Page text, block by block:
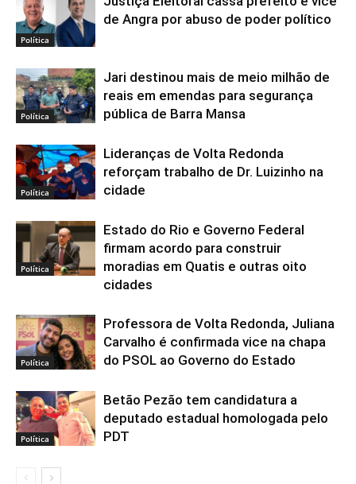
Política
de Angra por abuso de poder político
Política
Jari destinou mais de meio milhão de
reais em emendas para segurança
pública de Barra Mansa
Política
Lideranças de Volta Redonda
reforçam trabalho de Dr. Luizinho na
cidade
Política
Estado do Rio e Governo Federal
firmam acordo para construir
moradias em Quatis e outras oito
cidades
Política
Professora de Volta Redonda, Juliana
Carvalho é confirmada vice na chapa
do PSOL ao Governo do Estado
Política
Betão Pezão tem candidatura a
deputado estadual homologada pelo
PDT